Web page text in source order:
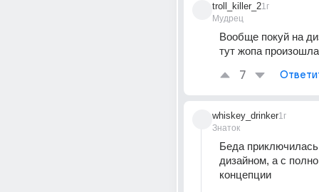
troll_killer_2
Мудрец
1г
Вообще покуй на
тут жопа
7
whiskey_drinker
Знаток
1г
Беда
дизайном, а с
концепции